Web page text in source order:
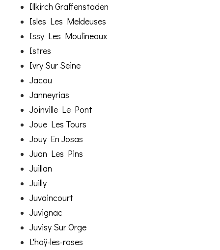
Illkirch Graffenstaden
Isles Les Meldeuses
Issy Les Moulineaux
Istres
Ivry Sur Seine
Jacou
Janneyrias
Joinville Le Pont
Joue Les Tours
Jouy En Josas
Juan Les Pins
Juillan
Juilly
Juvaincourt
Juvignac
Juvisy Sur Orge
L'haÿ-les-roses